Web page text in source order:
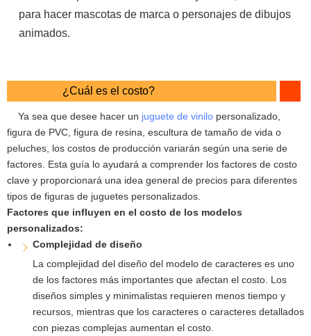
para hacer mascotas de marca o personajes de dibujos
animados.
¿Cuál es el costo?
Ya sea que desee hacer un juguete de vinilo personalizado,
figura de PVC, figura de resina, escultura de tamaño de vida o
peluches, los costos de producción variarán según una serie de
factores. Esta guía lo ayudará a comprender los factores de costo
clave y proporcionará una idea general de precios para diferentes
tipos de figuras de juguetes personalizados.
Factores que influyen en el costo de los modelos
personalizados:
Complejidad de diseño
La complejidad del diseño del modelo de caracteres es uno
de los factores más importantes que afectan el costo. Los
diseños simples y minimalistas requieren menos tiempo y
recursos, mientras que los caracteres o caracteres detallados
con piezas complejas aumentan el costo.